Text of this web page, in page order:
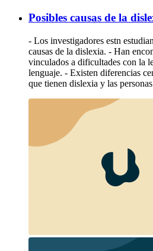
Posibles causas de la
- Los investigadores estn
causas de la dislexia. - Han
vinculados a dificultades con la
lenguaje. - Existen diferencias
que tienen dislexia y las